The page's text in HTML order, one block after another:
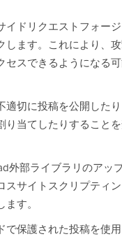
イドリクエストフォー
します。これにより、
セスできるようになる
適切に投稿を公開した
り当てしたりすること
外部ライブラリのアッ
スサイトスクリプティ
す。
で保護された投稿を使